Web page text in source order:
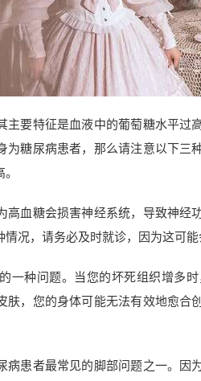
主要特征是血液中的葡萄糖水平过
为糖尿病患者，那么请注意以下
高血糖会损害神经系统，导致神经
况，请务必及时就诊，因为这可能
一种问题。当您的坏死组织增多
肤，您的身体可能无法有效地愈合
病患者最常见的脚部问题之一。因